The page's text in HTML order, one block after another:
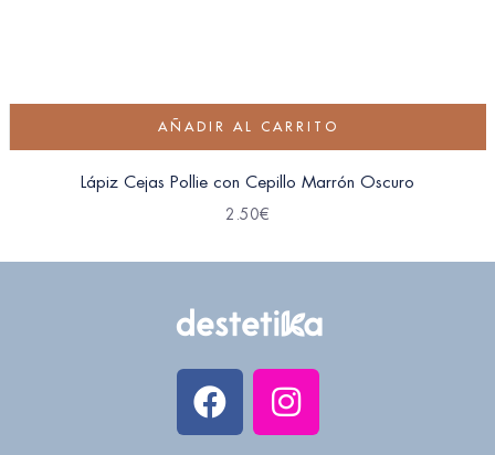
AÑADIR AL CARRITO
Lápiz Cejas Pollie con Cepillo Marrón Oscuro
2.50€